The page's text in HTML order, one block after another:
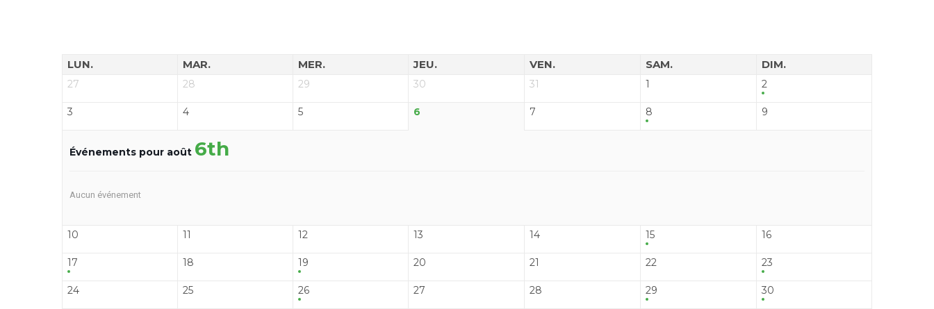
LUN. MAR. MER. JEU. VEN. SAM. DIM.
27 28 29 30 31 1 2
3 4 5 6 7 8 9
Événements pour août 6th
Aucun événement
10 11 12 13 14 15 16
17 18 19 20 21 22 23
24 25 26 27 28 29 30